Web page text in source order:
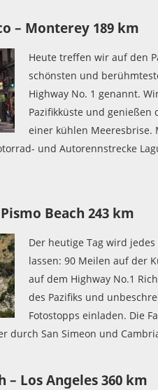
– Monterey 189 km
Heute treffen wir auf den
schönsten und
Highway No. 1 genannt.
Pazifikküste und genießen
einer kühlen Meeresbrise.
und Autorennstrecke
Beach 243 km
Der heutige Tag wird
lassen: 90 Meilen auf der
auf dem Highway No.1
des Pazifiks und
Fotostopps einladen. Die
durch San Simeon und
– Los Angeles 360 km